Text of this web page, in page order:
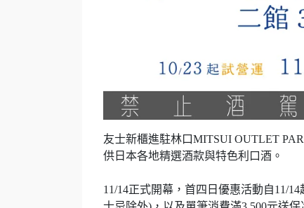
友士新櫃進駐林口MITSUI OUTLET
供日本各地精選酒款與特色利口酒。
11/14正式開幕，首四日優惠活動自11/